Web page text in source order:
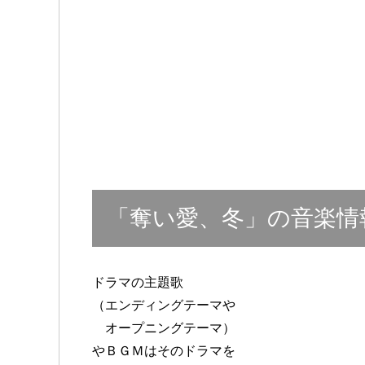
「奪い愛、冬」の音楽情
ドラマの主題歌
（エンディングテーマや
オープニングテーマ）
やＢＧＭはそのドラマを